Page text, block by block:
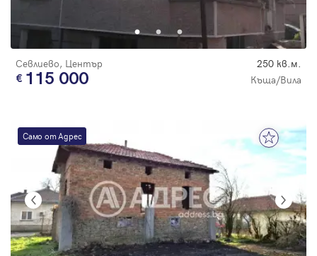
Севлиево, Център 250 кв.м.
115 000 Къща/Вила
Само от Адрес
Парола
Забравена парола
Регистрация